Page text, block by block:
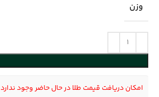
وزن
امکان دریافت قیمت طلا در حال حاضر وجود ندارد